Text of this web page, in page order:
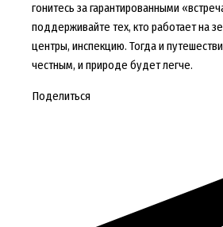
гонитесь за гарантированными
поддерживайте тех, кто работает на
центры, инспекцию. Тогда и
честным, и природе будет легче.
Поделиться